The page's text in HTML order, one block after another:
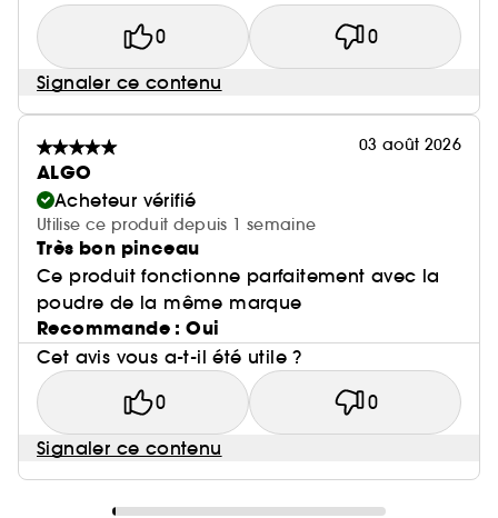
0 0
Signaler ce contenu
03 août 2026
ALGO
Acheteur vérifié
Utilise ce produit depuis 1 semaine
Très bon pinceau
Ce produit fonctionne parfaitement avec la
poudre de la même marque
Recommande : Oui
Cet avis vous a-t-il été utile ?
0 0
Signaler ce contenu